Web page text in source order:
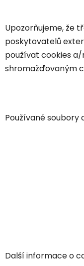
Upozorňujeme, že
poskytovatelů
používat cookies
shromažďovaným
Používané soubory
Další informace o